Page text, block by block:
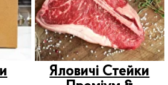
Улюбленців